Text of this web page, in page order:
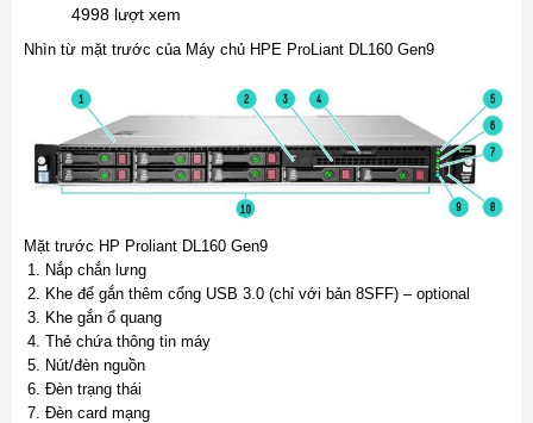
4998 lượt xem
Nhìn từ mặt trước của Máy chủ HPE ProLiant DL160 Gen9
Mặt trước HP Proliant DL160 Gen9
Nắp chắn lưng
Khe để gắn thêm cổng USB 3.0 (chỉ với bản 8SFF) – optional
Khe gắn ổ quang
Thẻ chứa thông tin máy
Nút/đèn nguồn
Đèn trạng thái
Đèn card mạng